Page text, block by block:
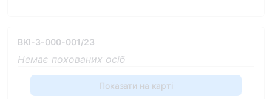
BKI-3-000-001/23
Немає похованих осіб
Показати на карті